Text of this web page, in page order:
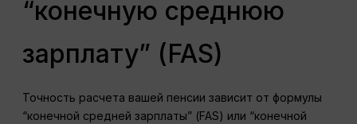
“конечную среднюю
зарплату” (FAS)
Точность расчета вашей пенсии зависит от формулы
“конечной средней зарплаты” (FAS) или “конечной